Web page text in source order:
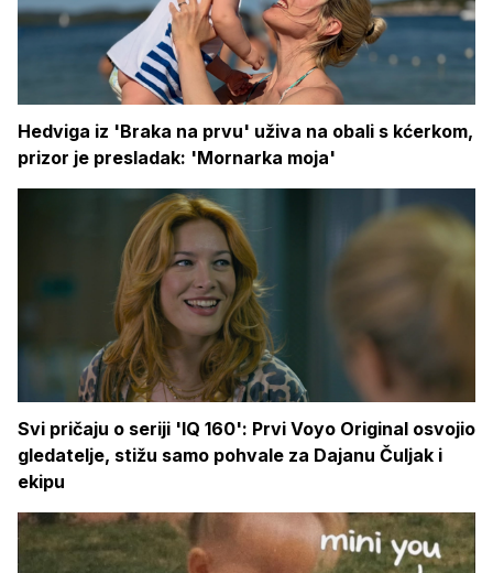
Hedviga iz 'Braka na prvu' uživa na obali s kćerkom,
prizor je presladak: 'Mornarka moja'
Svi pričaju o seriji 'IQ 160': Prvi Voyo Original osvojio
gledatelje, stižu samo pohvale za Dajanu Čuljak i
ekipu